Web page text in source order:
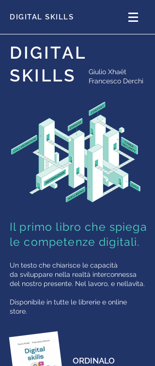
DIGITAL SKILLS
DIGITAL
SKILLS
Il primo libro che spiega
le competenze digitali.
Un testo che chiarisce le capacità
da sviluppare nella realtà interconnessa
del nostro presente. Nel lavoro, e nellavita.
Disponibile in tutte le librerie e online
store.
Giulio Xhaët
Francesco Derchi
ORDINALO